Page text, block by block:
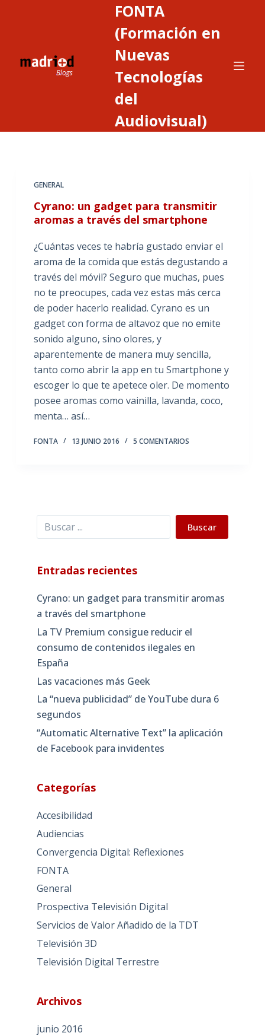
FONTA
(Formación en
Nuevas
Tecnologías
del
Audiovisual)
GENERAL
Cyrano: un gadget para transmitir
aromas a través del smartphone
¿Cuántas veces te habría gustado enviar el
aroma de la comida que estás degustando a
través del móvil? Seguro que muchas, pues
no te preocupes, cada vez estas más cerca
de poder hacerlo realidad. Cyrano es un
gadget con forma de altavoz que no emite
sonido alguno, sino olores, y
aparentemente de manera muy sencilla,
tanto como abrir la app en tu Smartphone y
escoger lo que te apetece oler. De momento
posee aromas como vainilla, lavanda, coco,
menta… así…
FONTA 13 JUNIO 2016 5 COMENTARIOS
Buscar Buscar
Entradas recientes
Cyrano: un gadget para transmitir aromas
a través del smartphone
La TV Premium consigue reducir el
consumo de contenidos ilegales en
España
Las vacaciones más Geek
La “nueva publicidad” de YouTube dura 6
segundos
“Automatic Alternative Text” la aplicación
de Facebook para invidentes
Categorías
Accesibilidad
Audiencias
Convergencia Digital: Reflexiones
FONTA
General
Prospectiva Televisión Digital
Servicios de Valor Añadido de la TDT
Televisión 3D
Televisión Digital Terrestre
Archivos
junio 2016